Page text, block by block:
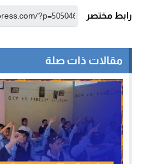
رابط مختصر
مقالات ذات صلة